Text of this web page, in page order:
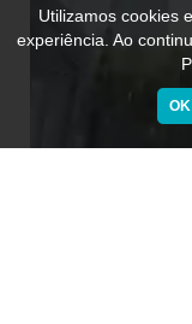
Utilizamos cookies
experiência. Ao
OK